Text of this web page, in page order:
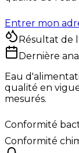
Entrer mon
Résultat de
Dernière
Eau
qualité en
mesurés.
Conformité
Conformité